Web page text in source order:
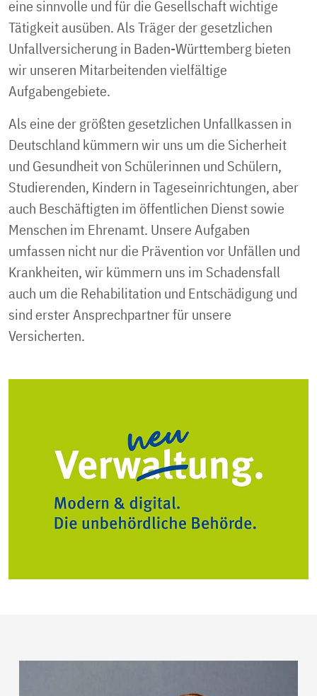
Hochschule
Pflegende Angehörige
Bekanntmachungen
Koordinierende Stelle
Kontakt
Onlinedienste für Mitgliedsunternehmen
Onlinedienste für Leistungserbringer
Onlinedienste für Haushaltshilfen
Up- und Downloadportal
Anonymes Hinweisgebersystem
eRechnung
Karriere
Jobs
Akademie
meine.UKBW
leichte Sprache
Gebärdensprache
eine sinnvolle und für die Gesellschaft wichtige
Tätigkeit ausüben. Als Träger der gesetzlichen
Unfallversicherung in Baden-Württemberg bieten
wir unseren Mitarbeitenden vielfältige
Aufgabengebiete.
Als eine der größten gesetzlichen Unfallkassen in
Deutschland kümmern wir uns um die Sicherheit
und Gesundheit von Schülerinnen und Schülern,
Studierenden, Kindern in Tageseinrichtungen, aber
auch Beschäftigten im öffentlichen Dienst sowie
Menschen im Ehrenamt. Unsere Aufgaben
umfassen nicht nur die Prävention vor Unfällen und
Krankheiten, wir kümmern uns im Schadensfall
auch um die Rehabilitation und Entschädigung und
sind erster Ansprechpartner für unsere
Versicherten.